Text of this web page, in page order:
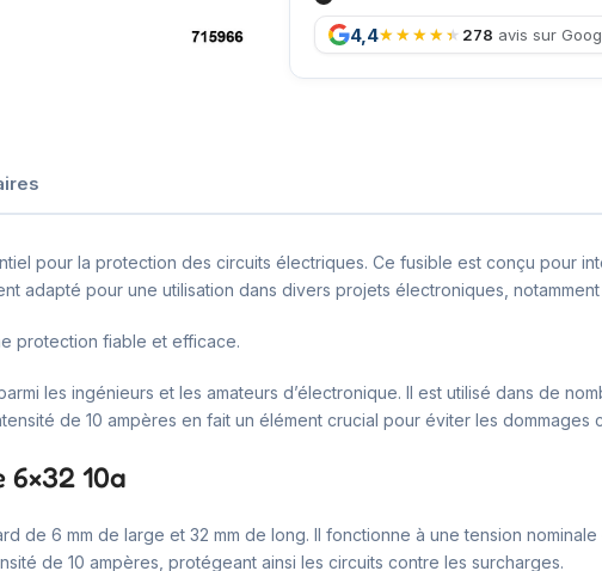
4,4 278 avis sur
pour la protection des circuits électriques. Ce fusible est conçu pour
adapté pour une utilisation dans divers projets électroniques,
protection fiable et efficace.
les ingénieurs et les amateurs d’électronique. Il est utilisé dans de
de 10 ampères en fait un élément crucial pour éviter les dommages
10a
de 6 mm de large et 32 mm de long. Il fonctionne à une tension
de 10 ampères, protégeant ainsi les circuits contre les surcharges.